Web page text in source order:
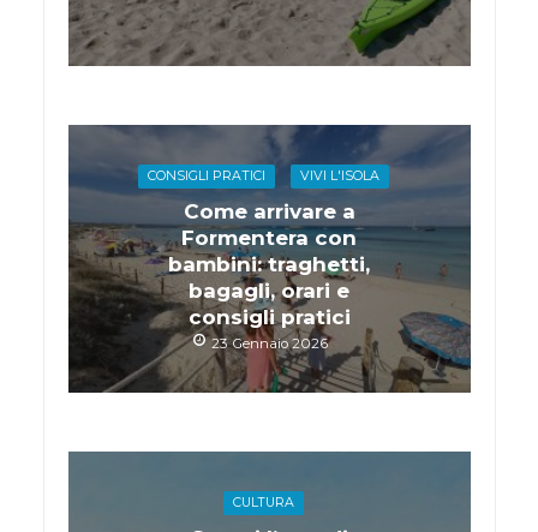
CONSIGLI PRATICI VIVI L'ISOLA
Come arrivare a
Formentera con
bambini: traghetti,
bagagli, orari e
consigli pratici
23 Gennaio 2026
CULTURA